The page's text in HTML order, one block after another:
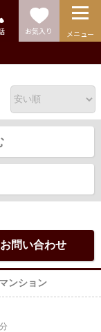
お気入り メニュー
お問い合わせ
ンション